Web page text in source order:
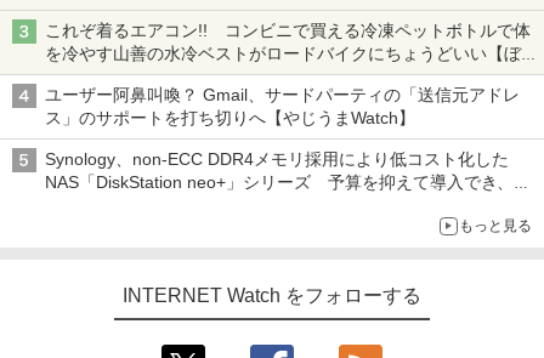
真や映像を使った投資詐欺などへの対策として
これぞ着るエアコン!! コンビニで買える冷凍ペットボトルで体
を冷やす山善の水冷ベストがロードバイクにちょうどいい【ぼっ
ち・ざ・ろーど！その14】【空いた時間でなにしてる？】
ユーザー阿鼻叫喚？ Gmail、サードパーティの「送信元アドレ
ス」のサポートを打ち切りへ【やじうまWatch】
Synology、non-ECC DDR4メモリ採用により低コスト化した
NAS「DiskStation neo+」シリーズ 予算を抑えて導入でき、
もっと見る
INTERNET Watch をフォローする